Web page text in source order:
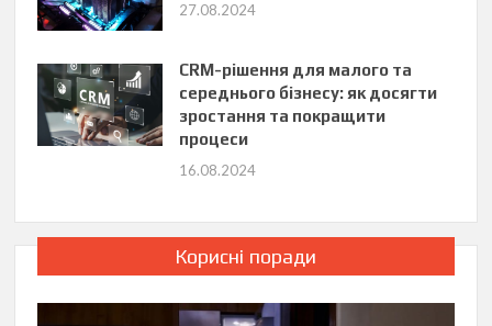
27.08.2024
CRM-рішення для малого та
середнього бізнесу: як досягти
зростання та покращити
процеси
16.08.2024
Корисні поради